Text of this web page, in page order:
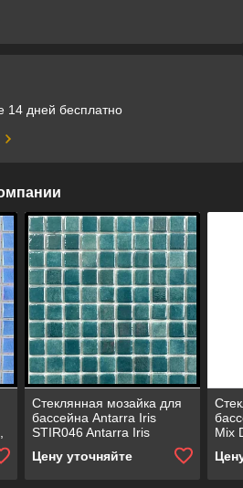
14 дней бесплатно
Стеклянная мозайка для
бассейна Antarra Iris
STIR046 Antarra Iris
бирюзовый перламутр)
Цену уточняйте
Mix